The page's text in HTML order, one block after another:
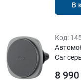
В
Код:
Car
8